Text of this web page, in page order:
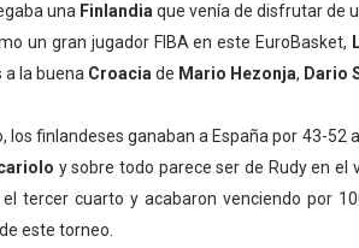
una Finlandia que venía de disfrutar de
un gran jugador FIBA en este EuroBasket,
a la buena Croacia de Mario Hezonja, Dario
los finlandeses ganaban a España por 43-52
y sobre todo parece ser de Rudy en el
tercer cuarto y acabaron venciendo por
de este torneo.